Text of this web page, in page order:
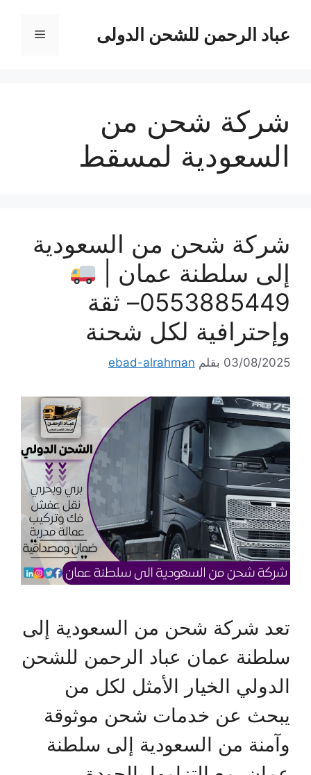
المحتوىعباد الرحمن للشحن الدولى القائمة
شركة شحن من
السعودية لمسقط
شركة شحن من السعودية
إلى سلطنة عمان |
0553885449– ثقة
وإحترافية لكل شحنة
03/08/2025 بقلم ebad-alrahman
تعد شركة شحن من السعودية إلى
سلطنة عمان عباد الرحمن للشحن
الدولي الخيار الأمثل لكل من
يبحث عن خدمات شحن موثوقة
وآمنة من السعودية إلى سلطنة